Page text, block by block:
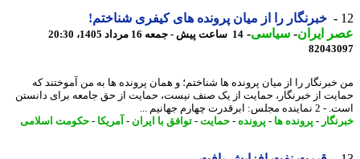
خبرنگار را از میان پرونده های کیفری شناختم!
ایران- سیاسی-14 ساعت پیش - جمعه 16 مرداد 1405، 20:30
را از میان پرونده ها شناختم؛ و همان پرونده ها به من آموختند که
از خبرنگار، حمایت از یک صنف نیست، حمایت از حق جامعه برای دانستن
ابرقدرت چهارم جهانیم ...
-پرونده ها- پرونده -حمایت-توافق با ایران - آمریکا- حکومت اسلامی